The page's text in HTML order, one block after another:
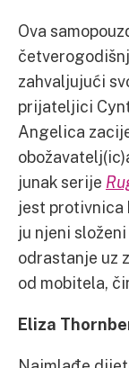
Ova
zahvaljujući
prijateljici
Angelica
junak serije
jest protivnica
ju njeni
odrastanje uz
od mobitela,
Eliza